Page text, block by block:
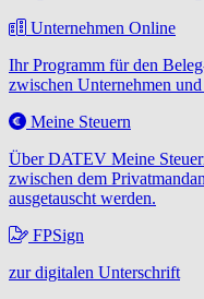
Unternehmen Online
Ihr Programm für den
zwischen Unternehmen
Meine Steuern
Über DATEV Meine
zwischen dem
ausgetauscht werden.
FPSign
zur digitalen Unterschrift